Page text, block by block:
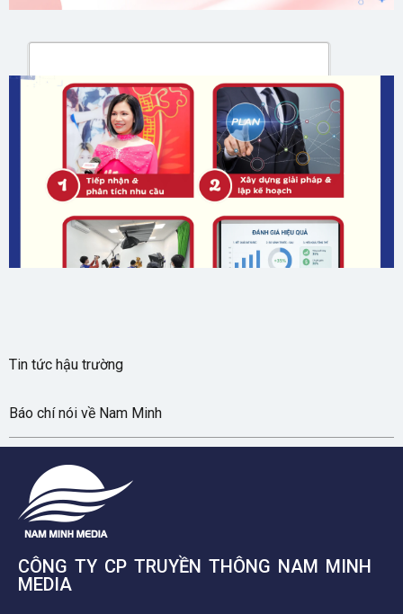
Gửi
Tin tức hậu trường
Báo chí nói về Nam Minh
CÔNG TY CP TRUYỀN THÔNG NAM MINH
MEDIA